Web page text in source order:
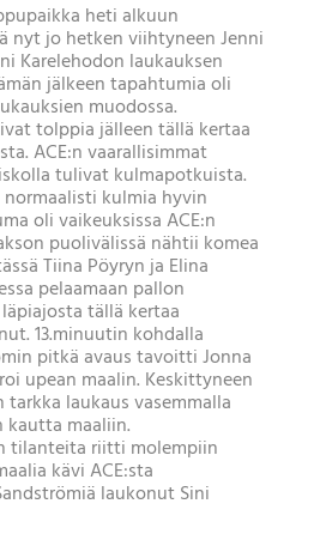
heti alkuun
nyt jo hetken viihtyneen Jenni
Karelehodon laukauksen
jälkeen tapahtumia oli
muodossa.
tolppia jälleen tällä kertaa
ACE:n vaarallisimmat
tulivat kulmapotkuista.
normaalisti kulmia hyvin
oli vaikeuksissa ACE:n
puolivälissä nähtii komea
Tiina Pöyryn ja Elina
pelaamaan pallon
tällä kertaa
13.minuutin kohdalla
pitkä avaus tavoitti Jonna
upean maalin. Keskittyneen
laukaus vasemmalla
maaliin.
tilanteita riitti molempiin
kävi ACE:sta
laukonut Sini